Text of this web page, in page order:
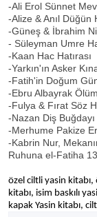
-Ali Erol Sünnet
-Alize & Anıl Düğün
-Güneş & İbrahim
- Süleyman Umre
-Kaan Hac Hatırası
-Yarkın'ın Asker
-Fatih'in Doğum
-Ebru Albayrak
-Fulya & Fırat Söz
-Nazan Diş Buğdayı
-Merhume Pakize
-Kabrin Nur,
Ruhuna el-Fatiha
özel ciltli yasin kitabı,
kitabı, isim baskılı
kapak Yasin kitabı,